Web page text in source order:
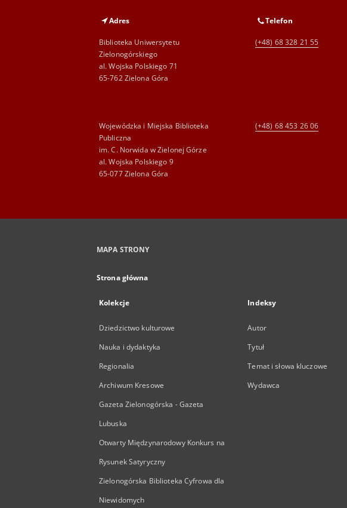
Adres
Biblioteka Uniwersytetu
Zielonogórskiego
al. Wojska Polskiego 71
65-762 Zielona Góra
Telefon
(+48) 68 328 21 55
Wojewódzka i Miejska Biblioteka
Publiczna
im. C. Norwida w Zielonej Górze
al. Wojska Polskiego 9
65-077 Zielona Góra
(+48) 68 453 26 06
MAPA STRONY
Strona główna
Kolekcje
Dziedzictwo kulturowe
Nauka i dydaktyka
Regionalia
Archiwum Kresowe
Gazeta Zielonogórska - Gazeta
Lubuska
Otwarty Międzynarodowy Konkurs na
Rysunek Satyryczny
Zielonogórska Biblioteka Cyfrowa dla
Niewidomych
Indeksy
Autor
Tytuł
Temat i słowa kluczowe
Wydawca